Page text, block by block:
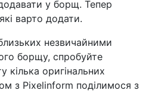
у борщ. Тепер
варто додати.
незвичайними
борщу, спробуйте
кілька оригінальних
з Pixelinform поділимося з